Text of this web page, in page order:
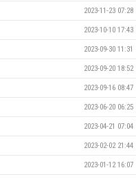
2023-11-23 07:28
2023-10-10 17:43
2023-09-30 11:31
2023-09-20 18:52
2023-09-16 08:47
2023-06-20 06:25
2023-04-21 07:04
2023-02-02 21:44
2023-01-12 16:07